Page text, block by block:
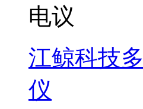
电议
江鲸科技
仪